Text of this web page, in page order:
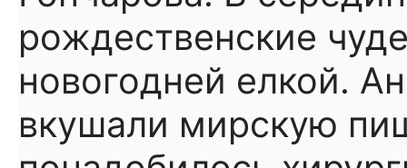
рождественские
новогодней елкой.
вкушали мирскую